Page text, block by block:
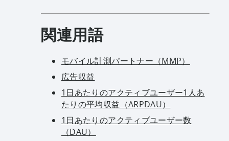
関連用語
モバイル計測パートナー（MMP）
広告収益
1日あたりのアクティブユーザー1人あ
たりの平均収益（ARPDAU）
1日あたりのアクティブユーザー数
（DAU）